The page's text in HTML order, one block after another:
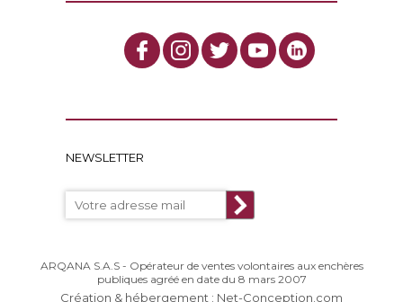
NEWSLETTER
ARQANA S.A.S - Opérateur de ventes volontaires aux enchères
publiques agréé en date du 8 mars 2007
Création & hébergement : Net-Conception.com